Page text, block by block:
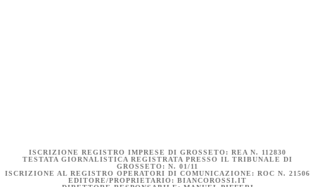
ISCRIZIONE REGISTRO IMPRESE DI GROSSETO: REA N. 112830
TESTATA GIORNALISTICA REGISTRATA PRESSO IL TRIBUNALE DI
GROSSETO: N. 01/11
ISCRIZIONE AL REGISTRO OPERATORI DI COMUNICAZIONE: ROC N. 21506
EDITORE/PROPRIETARIO: BIANCOROSSI.IT